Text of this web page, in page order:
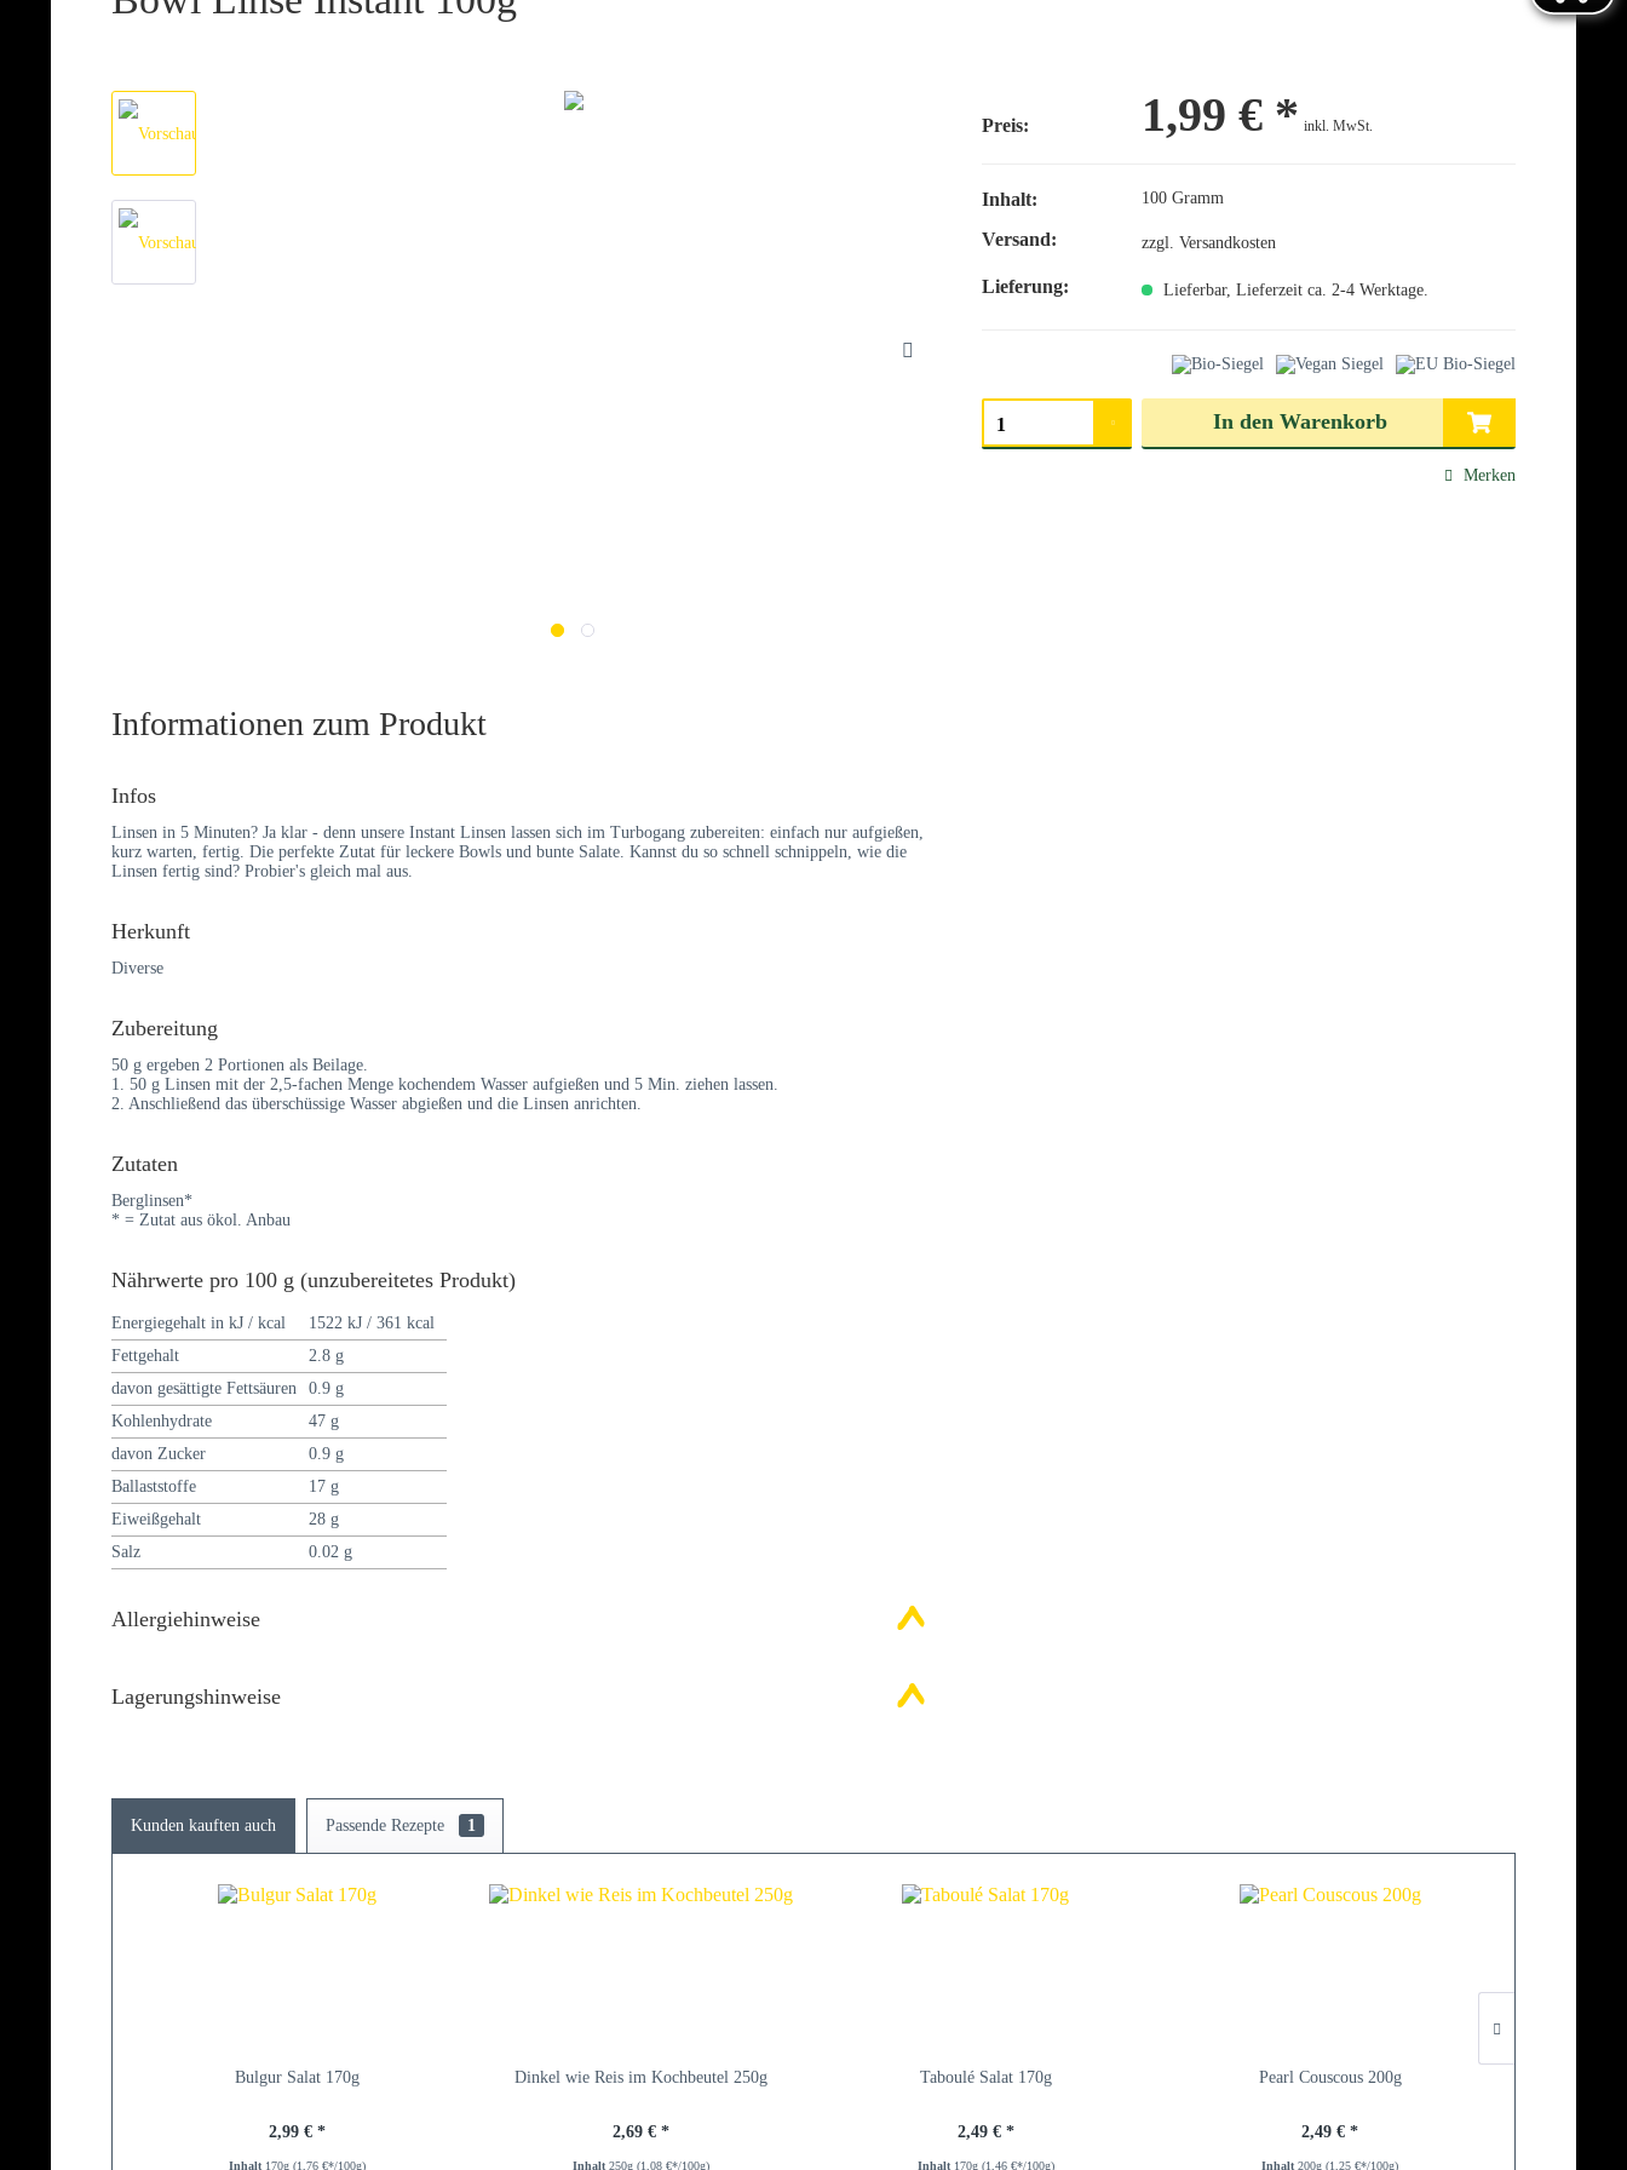
Preis: 1,99 € * inkl. MwSt.
Inhalt: 100 Gramm
Versand: zzgl. Versandkosten
Lieferung: Lieferbar, Lieferzeit ca. 2-4 Werktage.
Menge auswählen
In den Warenkorb
Merken
Informationen zum Produkt
Infos
Linsen in 5 Minuten? Ja klar - denn unsere Instant Linsen lassen sich im Turbogang zubereiten: einfach nur aufgießen,
kurz warten, fertig. Die perfekte Zutat für leckere Bowls und bunte Salate. Kannst du so schnell schnippeln, wie die
Linsen fertig sind? Probier's gleich mal aus.
Herkunft
Diverse
Zubereitung
50 g ergeben 2 Portionen als Beilage.
1. 50 g Linsen mit der 2,5-fachen Menge kochendem Wasser aufgießen und 5 Min. ziehen lassen.
2. Anschließend das überschüssige Wasser abgießen und die Linsen anrichten.
Zutaten
Berglinsen*
* = Zutat aus ökol. Anbau
Nährwerte pro 100 g (unzubereitetes Produkt)
Energiegehalt in kJ / kcal
1522 kJ / 361 kcal
Fettgehalt
2.8 g
davon gesättigte Fettsäuren
0.9 g
Kohlenhydrate
47 g
davon Zucker
0.9 g
Ballaststoffe
17 g
Eiweißgehalt
28 g
Salz
0.02 g
Allergiehinweise
Lagerungshinweise
Kunden kauften auch Passende Rezepte 1
Bulgur Salat 170g
2,99 € *
Inhalt 170g (1,76 €*/100g)
Dinkel wie Reis im Kochbeutel 250g
2,69 € *
Inhalt250g(1,08 €*/100g)
Taboulé Salat 170g
2,49 € *
Inhalt 170g (1,46 €*/100g)
Pearl Couscous 200g
2,49 € *
Inhalt200g(1,25 €*/100g)